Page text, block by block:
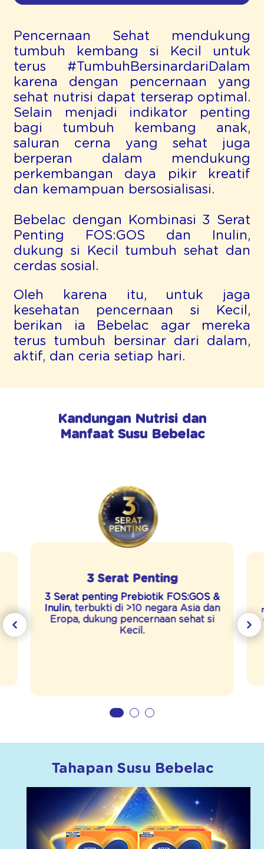
Pencernaan Sehat mendukung
tumbuh kembang si Kecil untuk
terus #TumbuhBersinardariDalam
karena dengan pencernaan yang
sehat nutrisi dapat terserap optimal.
Selain menjadi indikator penting
bagi tumbuh kembang anak,
saluran cerna yang sehat juga
berperan dalam mendukung
perkembangan daya pikir kreatif
dan kemampuan bersosialisasi.
Bebelac dengan Kombinasi 3 Serat
Penting FOS:GOS dan Inulin,
dukung si Kecil tumbuh sehat dan
cerdas sosial.
Oleh karena itu, untuk jaga
kesehatan pencernaan si Kecil,
berikan ia Bebelac agar mereka
terus tumbuh bersinar dari dalam,
aktif, dan ceria setiap hari.
Kandungan Nutrisi dan
Manfaat Susu Bebelac
3 Serat Penting
3 Serat penting Prebiotik FOS:GOS &
Inulin, terbukti di >10 negara Asia dan
Eropa, dukung pencernaan sehat si
Kecil.
Tahapan Susu Bebelac